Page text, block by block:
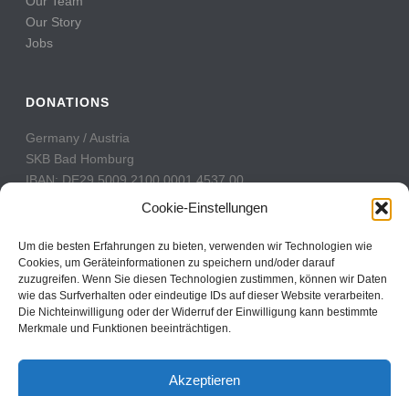
Cookie-Einstellungen
Um die besten Erfahrungen zu bieten, verwenden wir Technologien wie
Cookies, um Geräteinformationen zu speichern und/oder darauf
zuzugreifen. Wenn Sie diesen Technologien zustimmen, können wir Daten
wie das Surfverhalten oder eindeutige IDs auf dieser Website verarbeiten.
Die Nichteinwilligung oder der Widerruf der Einwilligung kann bestimmte
Merkmale und Funktionen beeinträchtigen.
Akzeptieren
Our Story
Jobs
DONATIONS
Germany / Austria
SKB Bad Homburg
IBAN: DE29 5009 2100 0001 4537 00
BIC: GENODE51BH2
Switzerland
PostFinance
Konto: 60-742493-7
IBAN: CH31 0900 0000 6074 2493 7
BIC: POFICHBEXXX